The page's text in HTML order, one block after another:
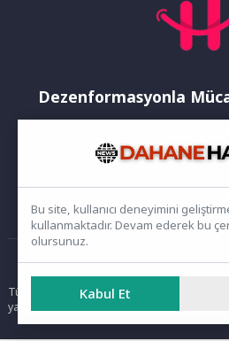
Dezenformasyonla
Yayınlanan haberler doğruluk ilkesi
rağmen bazı içeriklerde eksik,
bilgiler bulunabilir.Yanlış veya
haberleri aşağıdaki iletişim
Ana Sayfa
Tüm hakları saklıdır. Sitede yer alan
yayımlanamaz ve kullanılamaz.
Bu site, kullanıcı deneyimini
kullanmaktadır. Devam ederek bu
olursunuz.
Kabul Et